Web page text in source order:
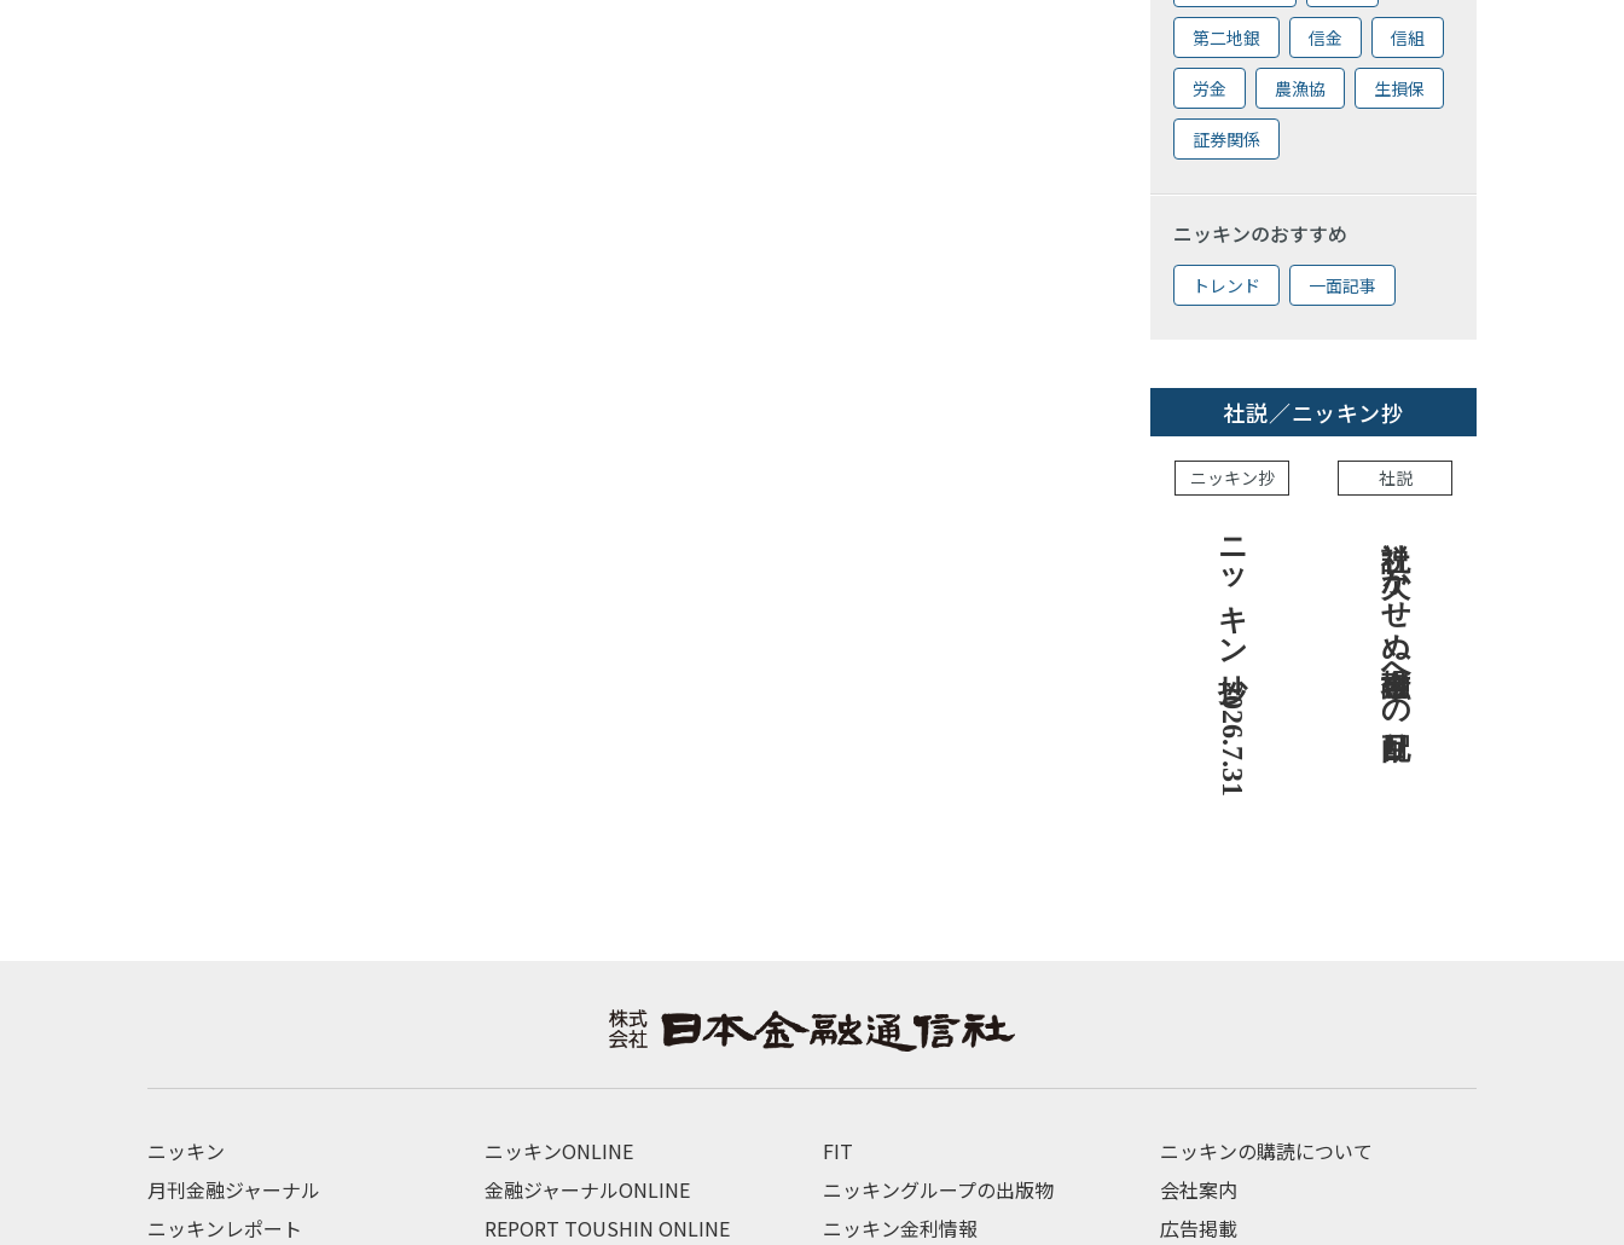
第二地銀 信金 信組
労金 農漁協 生損保
証券関係
ニッキンのおすすめ
トレンド 一面記事
社説／ニッキン抄
ニッキン抄
ニッキン抄 2026.7.31
社説
社説 欠かせぬ金融市場への目配り
ニッキン
月刊金融ジャーナル
ニッキンレポート
ニッキンONLINE
金融ジャーナルONLINE
REPORT TOUSHIN ONLINE
FIT
ニッキングループの出版物
ニッキン金利情報
ニッキンの購読について
会社案内
広告掲載